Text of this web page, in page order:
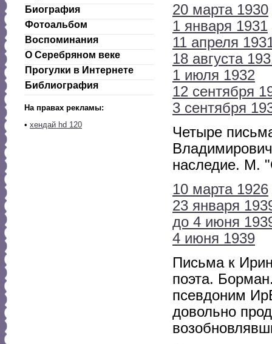
Биография
Фотоальбом
Воспоминания
О Серебряном веке
Прогулки в Интернете
Библиография
На правах рекламы:
• хендай hd 120
20 марта 1930
1 января 1931
11 апреля
18 августа
1 июля 1932
12 сентября
3 сентября
Четыре
наследие. М.
10 марта 1926
23 января
до 4 июня
4 июня 1939
Письма к
поэта.
псевдоним
довольно